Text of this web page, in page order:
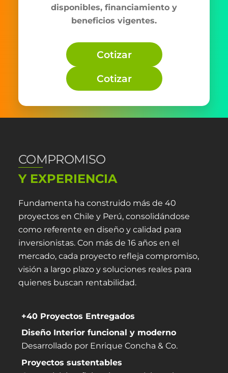
disponibles, financiamiento y
beneficios vigentes.
Cotizar
Cotizar
COMPROMISO
Y EXPERIENCIA
Fundamenta ha construido más de 40
proyectos en Chile y Perú, consolidándose
como referente en diseño y calidad para
inversionistas. Con más de 16 años en el
mercado, cada proyecto refleja compromiso,
visión a largo plazo y soluciones reales para
quienes buscan rentabilidad.
+40 Proyectos Entregados
Diseño Interior funcional y moderno
Desarrollado por Enrique Concha & Co.
Proyectos sustentables